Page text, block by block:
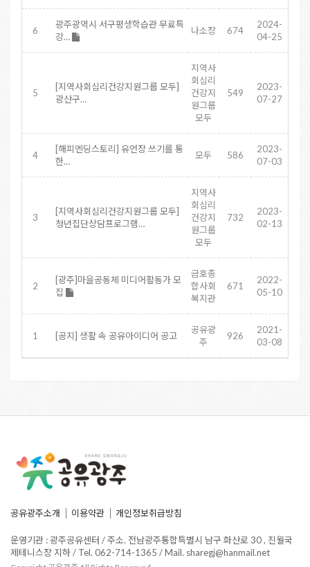
6
광주광역시 서구평생학습관 무료특
강…
나소장 674
2024-
04-25
5
[지역사회심리건강지원그룹 모두]
광산구…
지역사
회심리
건강지
원그룹
모두
549
2023-
07-27
4
[해피엔딩스토리] 유언장 쓰기를 통
한…
모두 586
2023-
07-03
3
[지역사회심리건강지원그룹 모두]
청년집단상담프로그램…
지역사
회심리
건강지
원그룹
모두
732
2023-
02-13
2
[광주]마을공동체 미디어활동가 모
집
금호종
합사회
복지관
671
2022-
05-10
1 [공지] 생활 속 공유아이디어 공고
공유광
주
926
2021-
03-08
공유광주소개 이용약관 개인정보취급방침
운영기관 : 광주공유센터 / 주소. 전남광주통합특별시 남구 화산로 30 , 진월국
제테니스장 지하 / Tel. 062-714-1365 / Mail. sharegj@hanmail.net